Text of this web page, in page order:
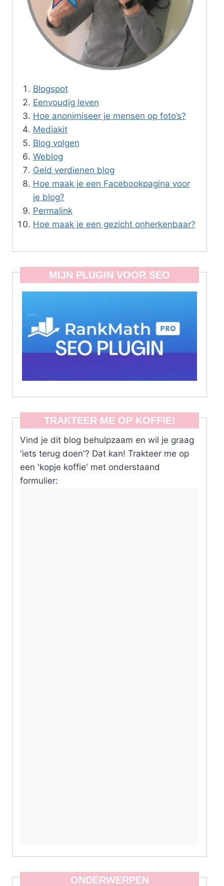
Blogspot
Eenvoudig leven
Hoe anonimiseer je mensen op foto’s?
Mediakit
Blog volgen
Weblog
Geld verdienen blog
Hoe maak je een Facebookpagina voor
je blog?
Permalink
Hoe maak je een gezicht onherkenbaar?
MIJN PLUGIN VOOR SEO
TRAKTEER ME OP KOFFIE!
Vind je dit blog behulpzaam en wil je graag
'iets terug doen'? Dat kan! Trakteer me op
een 'kopje koffie' met onderstaand
formulier:
ONDERWERPEN